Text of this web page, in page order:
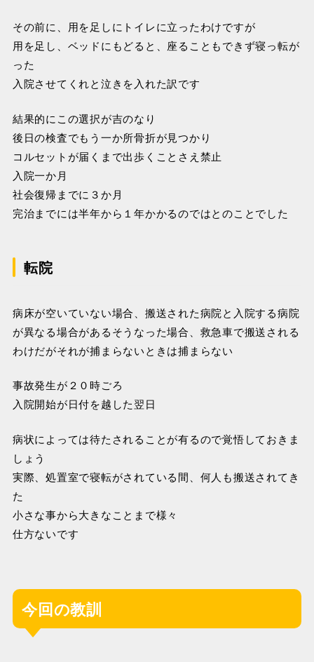
その前に、用を足しにトイレに立ったわけですが
用を足し、ベッドにもどると、座ることもできず寝っ転が
った
入院させてくれと泣きを入れた訳です
結果的にこの選択が吉のなり
後日の検査でもう一か所骨折が見つかり
コルセットが届くまで出歩くことさえ禁止
入院一か月
社会復帰までに３か月
完治までには半年から１年かかるのではとのことでした
転院
病床が空いていない場合、搬送された病院と入院する病院
が異なる場合があるそうなった場合、救急車で搬送される
わけだがそれが捕まらないときは捕まらない
事故発生が２０時ごろ
入院開始が日付を越した翌日
病状によっては待たされることが有るので覚悟しておきま
しょう
実際、処置室で寝転がされている間、何人も搬送されてき
た
小さな事から大きなことまで様々
仕方ないです
今回の教訓